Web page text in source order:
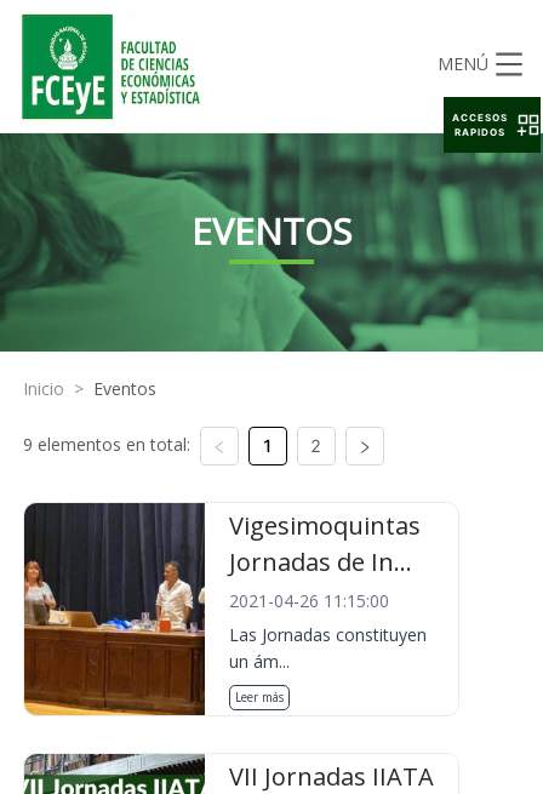
MENÚ
EVENTOS
Inicio > Eventos
9 elementos en total: 1 2
Vigesimoquintas
Jornadas de In...
2021-04-26 11:15:00
Las Jornadas constituyen
un ám...
Leer más
VII Jornadas IIATA
ACCESOS
RAPIDOS